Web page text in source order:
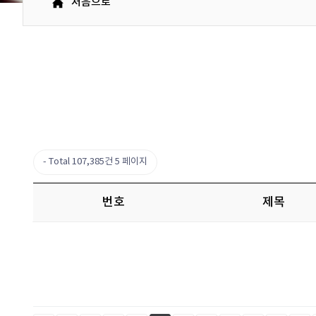
처음으로
Total 107,385건 5 페이지
번호 제목